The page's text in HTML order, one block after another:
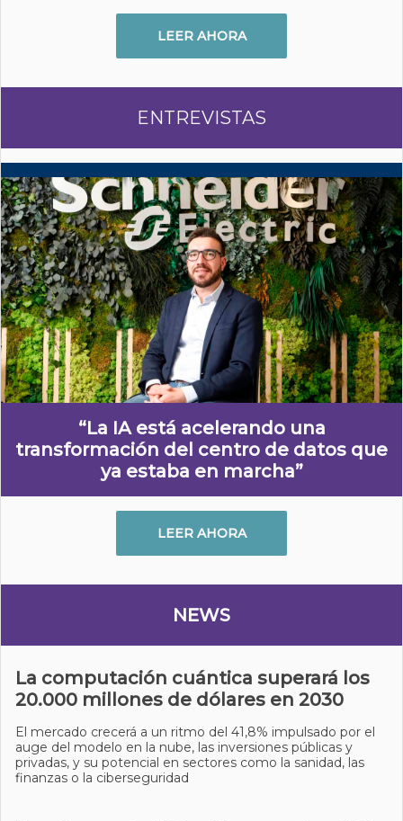
LEER AHORA
ENTREVISTAS
“La IA está acelerando una
transformación del centro de datos que
ya estaba en marcha”
LEER AHORA
NEWS
La computación cuántica superará los
20.000 millones de dólares en 2030
El mercado crecerá a un ritmo del 41,8% impulsado por el
auge del modelo en la nube, las inversiones públicas y
privadas, y su potencial en sectores como la sanidad, las
finanzas o la ciberseguridad